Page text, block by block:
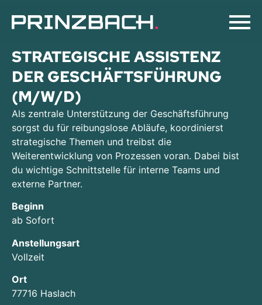
STRATEGISCHE ASSISTENZ
DER GESCHÄFTSFÜHRUNG
(M/W/D)
Als zentrale Unterstützung der Geschäftsführung
sorgst du für reibungslose Abläufe, koordinierst
strategische Themen und treibst die
Weiterentwicklung von Prozessen voran. Dabei bist
du wichtige Schnittstelle für interne Teams und
externe Partner.
Beginn
ab Sofort
Anstellungsart
Vollzeit
Ort
77716 Haslach